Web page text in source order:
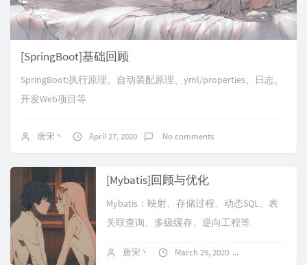
[SpringBoot]基础回顾
SpringBoot:执行原理、自动装配原理、yml/properties、日志、
开发Web项目等
唐宋丶 April 27, 2020 No comments
[Mybatis]回顾与优化
Mybatis：映射、存储过程、动态SQL、表
关联查询、多级缓存、逆向工程等
唐宋丶 March 29, 2020